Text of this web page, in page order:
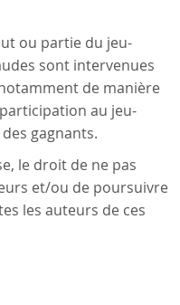
ou partie du jeu-
sont intervenues
de manière
au jeu-
gagnants.
le droit de ne pas
et/ou de poursuivre
les auteurs de ces